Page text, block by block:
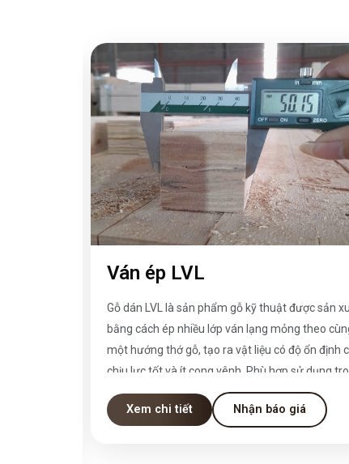
Ván ép LVL
Gỗ dán LVL là sản phẩm gỗ kỹ thuật được sản
bằng cách ép nhiều lớp ván lạng mỏng theo
một hướng thớ gỗ, tạo ra vật liệu có độ ổn định
chịu lực tốt và ít cong vênh. Phù hợp sử dụng
ngành xây dựng, sản xuất nội thất, cửa, khung,
pallet, và nhiều ứng dụng kỹ thuật khác.
Xem chi tiết Nhận báo giá